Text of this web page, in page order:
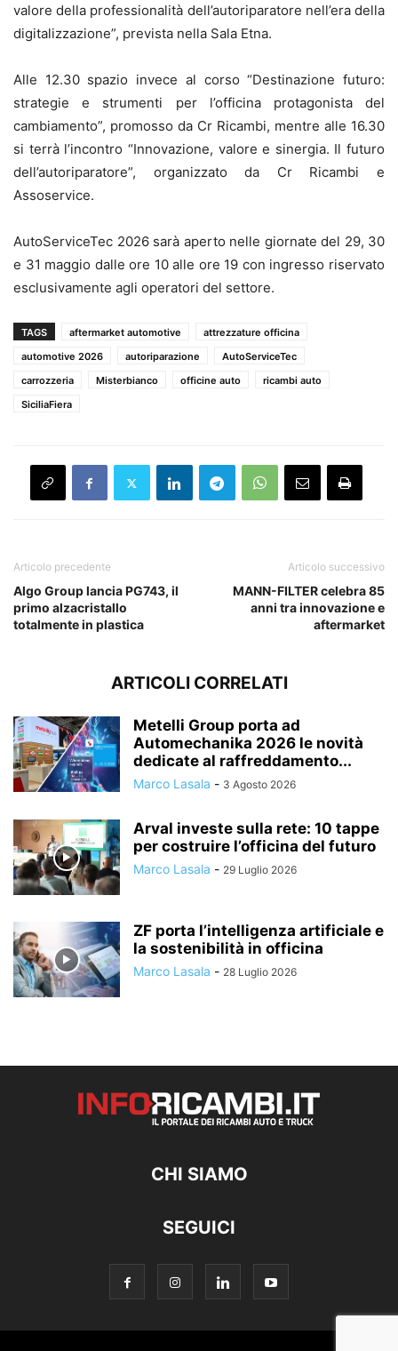
valore della professionalità dell’autoriparatore nell’era della
digitalizzazione”, prevista nella Sala Etna.
Alle 12.30 spazio invece al corso “Destinazione futuro:
strategie e strumenti per l’officina protagonista del
cambiamento”, promosso da Cr Ricambi, mentre alle 16.30
si terrà l’incontro “Innovazione, valore e sinergia. Il futuro
dell’autoriparatore”, organizzato da Cr Ricambi e
Assoservice.
AutoServiceTec 2026 sarà aperto nelle giornate del 29, 30
e 31 maggio dalle ore 10 alle ore 19 con ingresso riservato
esclusivamente agli operatori del settore.
TAGS aftermarket automotive
attrezzature officina
automotive 2026
autoriparazione
AutoServiceTec
carrozzeria
Misterbianco officine auto
ricambi auto
SiciliaFiera
Articolo precedente
Algo Group lancia PG743, il
primo alzacristallo
totalmente in plastica
Articolo successivo
MANN-FILTER celebra 85
anni tra innovazione e
aftermarket
ARTICOLI CORRELATI
Metelli Group porta ad
Automechanika 2026 le novità
dedicate al raffreddamento...
Marco Lasala - 3 Agosto 2026
Arval investe sulla rete: 10 tappe
per costruire l’officina del futuro
Marco Lasala - 29 Luglio 2026
ZF porta l’intelligenza artificiale e
la sostenibilità in officina
Marco Lasala - 28 Luglio 2026
CHI SIAMO
SEGUICI